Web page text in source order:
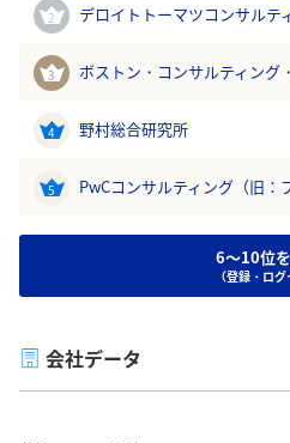
2 デロイトトーマツコンサルテ
3 ボストン・コンサルティング
4 野村総合研究所
5 PwCコンサルティング（旧
6～10位
（登録・ログ
会社データ